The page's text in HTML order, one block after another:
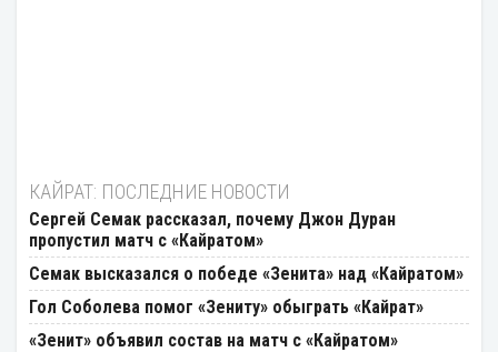
КАЙРАТ: ПОСЛЕДНИЕ НОВОСТИ
Сергей Семак рассказал, почему Джон Дуран
пропустил матч с «Кайратом»
Семак высказался о победе «Зенита» над «Кайратом»
Гол Соболева помог «Зениту» обыграть «Кайрат»
«Зенит» объявил состав на матч с «Кайратом»